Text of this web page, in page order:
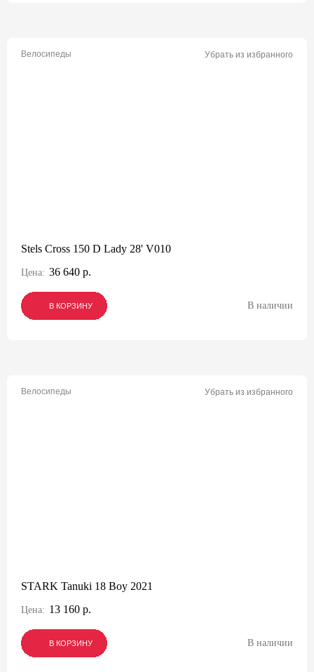
Велосипеды Убрать из избранного
Stels Cross 150 D Lady 28' V010
Цена: 36 640 р.
В КОРЗИНУ
В КОРЗИНУ
В КОРЗИНУ В наличии
Велосипеды Убрать из избранного
STARK Tanuki 18 Boy 2021
Цена: 13 160 р.
В КОРЗИНУ
В КОРЗИНУ
В КОРЗИНУ В наличии